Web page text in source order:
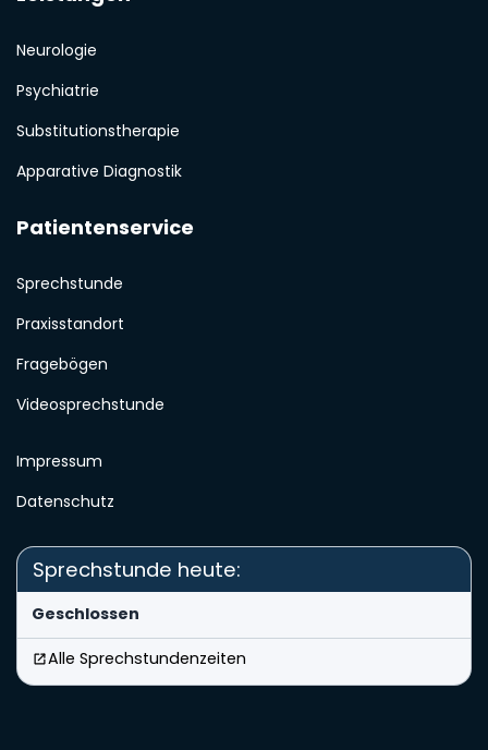
Neurologie
Psychiatrie
Substitutionstherapie
Apparative Diagnostik
Patientenservice
Sprechstunde
Praxisstandort
Fragebögen
Videosprechstunde
Impressum
Datenschutz
Sprechstunde heute:
Geschlossen
Alle Sprechstundenzeiten